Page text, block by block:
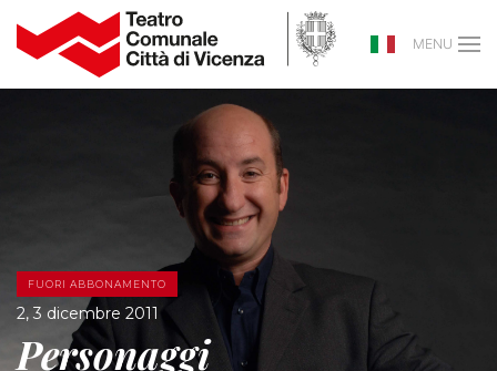
MENU
FUORI ABBONAMENTO
2, 3 dicembre 2011
Personaggi